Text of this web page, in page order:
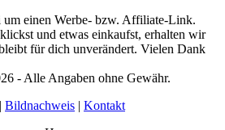
um einen Werbe- bzw. Affiliate-Link.
und etwas einkaufst, erhalten wir
für dich unverändert. Vielen Dank
- Alle Angaben ohne Gewähr.
| Bildnachweis | Kontakt